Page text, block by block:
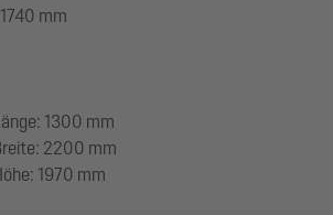
mm
1300 mm
2200 mm
1970 mm